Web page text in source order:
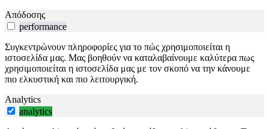
Απόδοσης
performance
Συγκεντρώνουν πληροφορίες για το πώς χρησιμοποιείται η
ιστοσελίδα μας. Μας βοηθούν να καταλαβαίνουμε καλύτερα πως
χρησιμοποιείται η ιστοσελίδα μας με τον σκοπό να την κάνουμε
πιο ελκυστική και πιο λειτουργική.
Analytics
analytics